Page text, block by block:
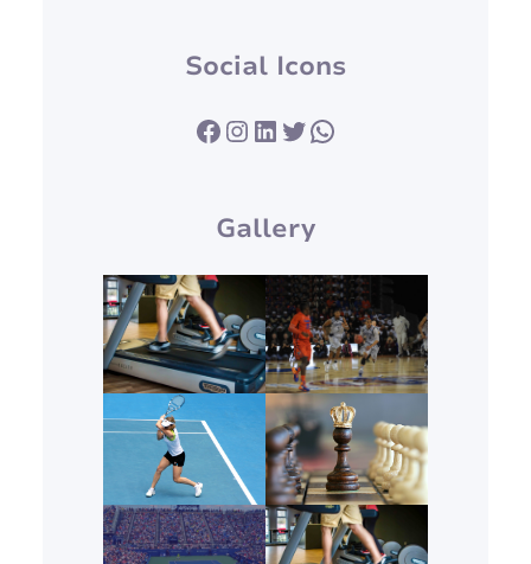
Social Icons
Facebook InstagramLinkedIn Twitter WhatsApp
Gallery